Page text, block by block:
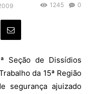
0
1245
Seção de Dissídios
da 15ª Região
segurança ajuizado